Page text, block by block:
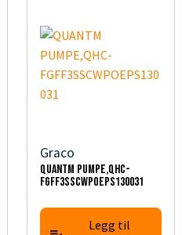
Graco
QUANTM PUMPE,QHC-
FGFF3SSCWPOEPS130031
Legg til